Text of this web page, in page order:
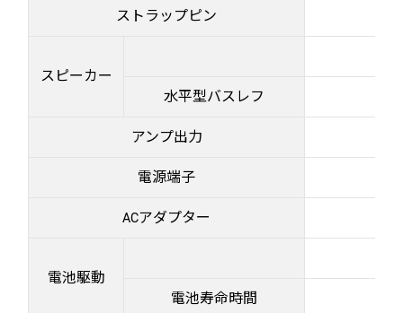
ストラップピン
スピーカー
水平型バスレフ
アンプ出力
電源端子
ACアダプター
電池駆動
電池寿命時間